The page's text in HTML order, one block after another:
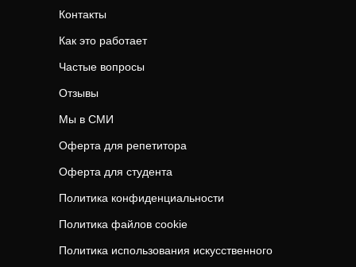
Контакты
Как это работает
Частые вопросы
Отзывы
Мы в СМИ
Оферта для репетитора
Оферта для студента
Политика конфиденциальности
Политика файлов cookie
Политика использования искусственного